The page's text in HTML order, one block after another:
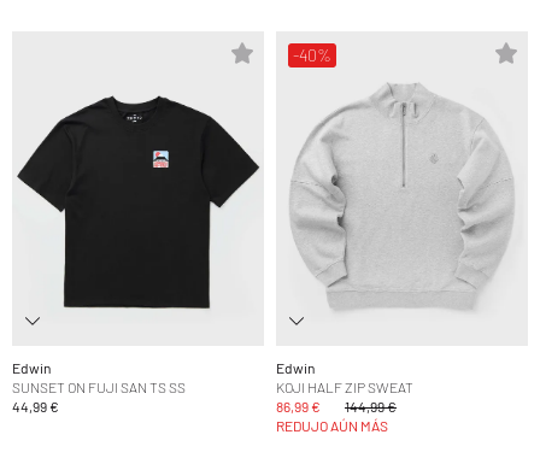
Edwin
SUNSET ON FUJI SAN TS SS
44,99 €
-40%
Edwin
KOJI HALF ZIP SWEAT
86,99 €
144,99 €
REDUJO AÚN MÁS